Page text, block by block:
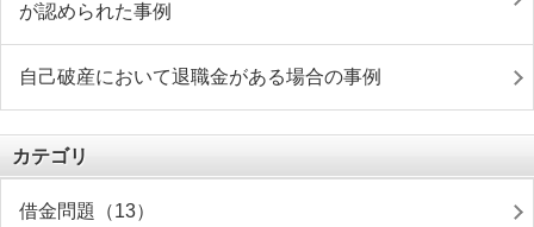
が認められた事例
自己破産において退職金がある場合の事例
カテゴリ
借金問題（13）